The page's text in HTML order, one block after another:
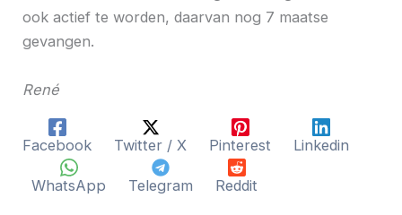
ook actief te worden, daarvan nog 7 maatse
gevangen.
René
Facebook Twitter / X Pinterest Linkedin
WhatsApp Telegram Reddit